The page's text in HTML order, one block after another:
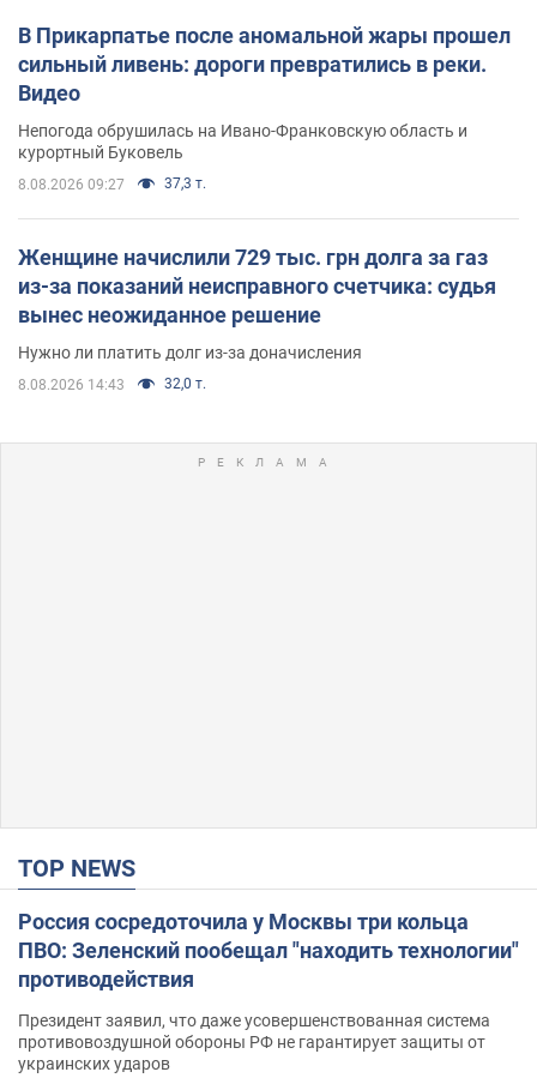
В Прикарпатье после аномальной жары прошел
сильный ливень: дороги превратились в реки.
Видео
Непогода обрушилась на Ивано-Франковскую область и
курортный Буковель
8.08.2026 09:27 37,3 т.
Женщине начислили 729 тыс. грн долга за газ
из-за показаний неисправного счетчика: судья
вынес неожиданное решение
Нужно ли платить долг из-за доначисления
8.08.2026 14:43 32,0 т.
TOP NEWS
Россия сосредоточила у Москвы три кольца
ПВО: Зеленский пообещал "находить технологии"
противодействия
Президент заявил, что даже усовершенствованная система
противовоздушной обороны РФ не гарантирует защиты от
украинских ударов